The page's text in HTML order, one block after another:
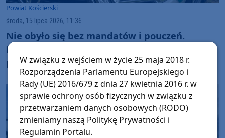
Powiat Kościerski
środa, 15 lipca 2026, 11:36
Nie obyło się bez mandatów i pouczeń.
Funkcjonariusze Straży Leśnej i na wspólnych
patrolach w lasach w Dziemianach i Lipuszu
W związku z wejściem w życie 25 maja 2018 r.
Rozporządzenia Parlamentu Europejskiego i
Rady (UE) 2016/679 z dnia 27 kwietnia 2016 r. w
sprawie ochrony osób fizycznych w związku z
przetwarzaniem danych osobowych (RODO)
zmieniamy naszą Politykę Prywatności i
Regulamin Portalu.